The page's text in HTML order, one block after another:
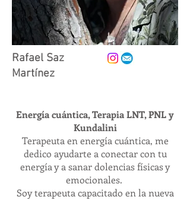
Rafael Saz
Martínez
Energía cuántica, Terapia LNT, PNL y
Kundalini
Terapeuta en energía cuántica, me
dedico ayudarte a conectar con tu
energía y a sanar dolencias físicas y
emocionales.
Soy terapeuta capacitado en la nueva